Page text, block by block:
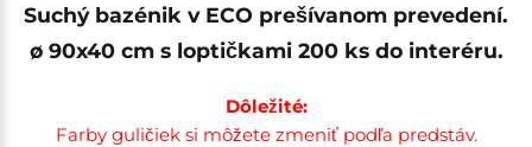
Suchý bazénik v ECO prešívanom prevedení.
ø 90x40 cm s loptičkami 200 ks do interéru.
Dôležité:
Farby guličiek si môžete zmeniť podľa predstáv.